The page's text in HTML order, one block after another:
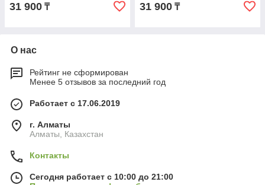
31 900 ₸ 31 900 ₸
О нас
Рейтинг не сформирован
Менее 5 отзывов за последний год
Работает с 17.06.2019
г. Алматы
Алматы, Казахстан
Контакты
Сегодня работает с 10:00 до 21:00